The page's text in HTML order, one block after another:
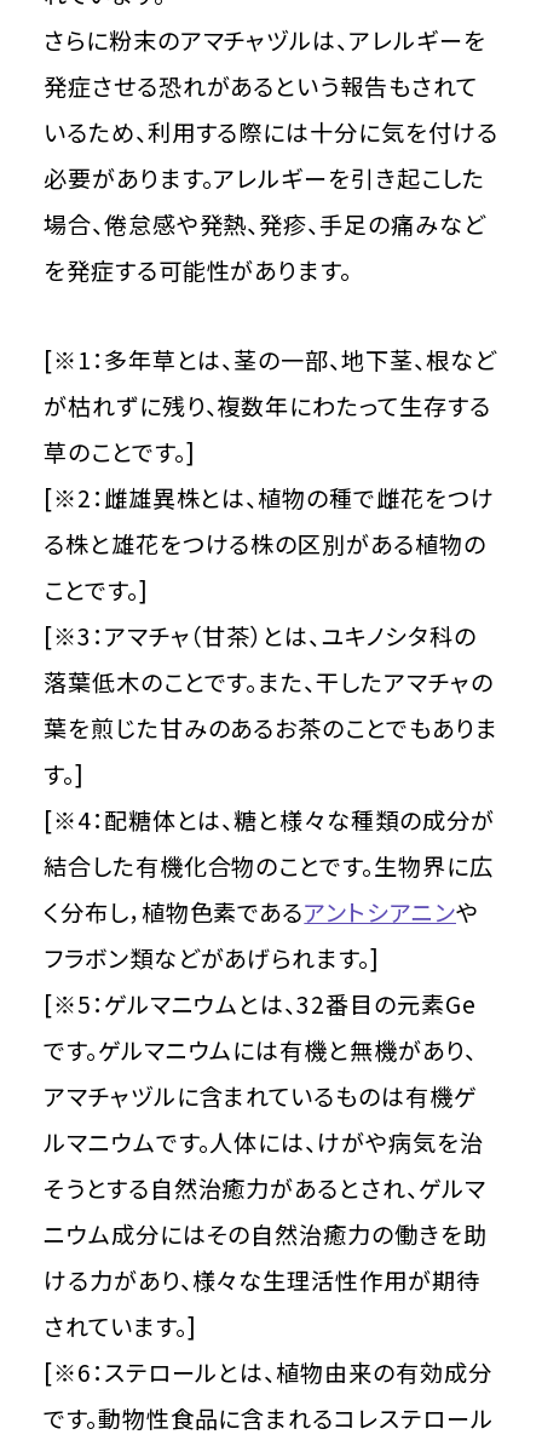
さらに粉末のアマチャヅルは、アレルギーを
発症させる恐れがあるという報告もされて
いるため、利用する際には十分に気を付ける
必要があります。アレルギーを引き起こした
場合、倦怠感や発熱、発疹、手足の痛みなど
を発症する可能性があります。
[※1：多年草とは、茎の一部、地下茎、根など
が枯れずに残り、複数年にわたって生存する
草のことです。]
[※2：雌雄異株とは、植物の種で雌花をつけ
る株と雄花をつける株の区別がある植物の
ことです。]
[※3：アマチャ（甘茶）とは、ユキノシタ科の
落葉低木のことです。また、干したアマチャの
葉を煎じた甘みのあるお茶のことでもありま
す。]
[※4：配糖体とは、糖と様々な種類の成分が
結合した有機化合物のことです。生物界に広
く分布し，植物色素であるアントシアニンや
フラボン類などがあげられます。]
[※5：ゲルマニウムとは、32番目の元素Ge
です。ゲルマニウムには有機と無機があり、
アマチャヅルに含まれているものは有機ゲ
ルマニウムです。人体には、けがや病気を治
そうとする自然治癒力があるとされ、ゲルマ
ニウム成分にはその自然治癒力の働きを助
ける力があり、様々な生理活性作用が期待
されています。]
[※6：ステロールとは、植物由来の有効成分
です。動物性食品に含まれるコレステロール